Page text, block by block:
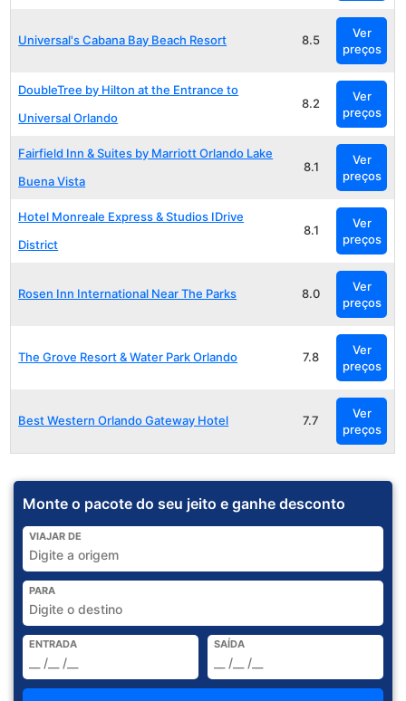
Universal's Cabana Bay Beach Resort 8.5
Ver
preços
DoubleTree by Hilton at the Entrance to
Universal Orlando
8.2
Ver
preços
Fairfield Inn & Suites by Marriott Orlando Lake
Buena Vista
8.1
Ver
preços
Hotel Monreale Express & Studios IDrive
District
8.1
Ver
preços
Rosen Inn International Near The Parks 8.0
Ver
preços
The Grove Resort & Water Park Orlando 7.8
Ver
preços
Best Western Orlando Gateway Hotel 7.7
Ver
preços
Monte o pacote do seu jeito e ganhe desconto
VIAJAR DE
PARA
ENTRADA SAÍDA